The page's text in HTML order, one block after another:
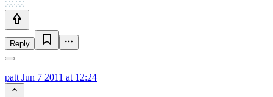
Reply
patt Jun 7 2011 at 12:24